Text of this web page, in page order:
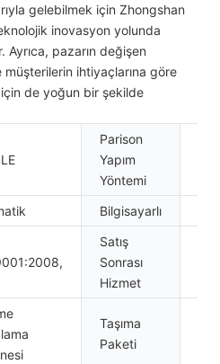
gelebilmek için Zhongshan
inovasyon yolunda
pazarın değişen
müşterilerin ihtiyaçlarına göre
de yoğun bir şekilde
Parison
Yapım
Yöntemi
Bilgisayarlı
Satış
Sonrası
Hizmet
Taşıma
Paketi